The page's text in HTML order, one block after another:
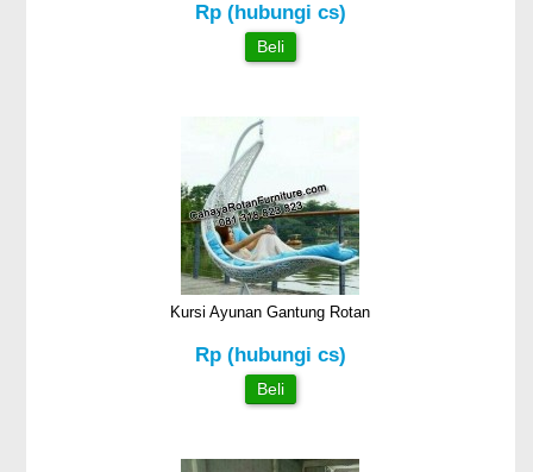
Rp (hubungi cs)
Beli
Kursi Ayunan Gantung Rotan
Rp (hubungi cs)
Beli